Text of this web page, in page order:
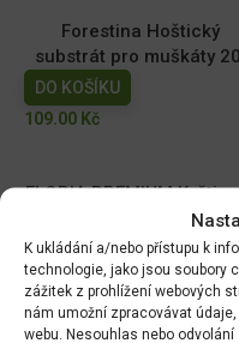
K ukládání a/nebo přístupu k
technologie, jako jsou soubory
zážitek z prohlížení webových
nám umožní zpracovávat
webu. Nesouhlas nebo
Forestina Hoštický
substrát pro muškáty
DO KOŠÍKU
109.00 Kč
FLORIA PREMIUM
substrát 40 l
DO KOŠÍKU
289.00Kč